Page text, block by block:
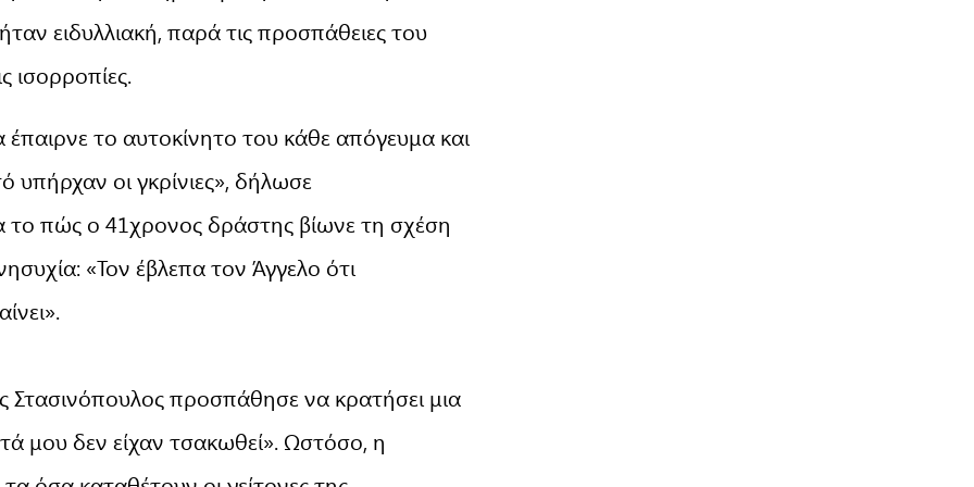
ειδυλλιακή, παρά τις προσπάθειες του
ισορροπίες.
το αυτοκίνητο του κάθε απόγευμα και
υπήρχαν οι γκρίνιες», δήλωσε
το πώς ο 41χρονος δράστης βίωνε τη σχέση
«Τον έβλεπα τον Άγγελο ότι
Στασινόπουλος προσπάθησε να κρατήσει μια
μου δεν είχαν τσακωθεί». Ωστόσο, η